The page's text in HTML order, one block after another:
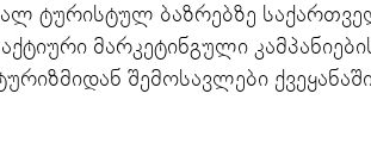
ტურისტულ ბაზრებზე
მარკეტინგული
შემოსავლები